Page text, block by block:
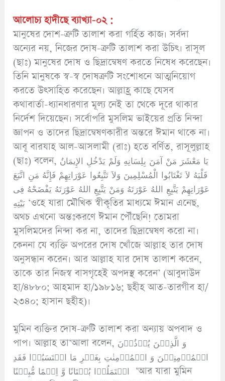
আলোচ্য হাদীছে ব্যাখ্যা-০২ :
মানুষের দোশ-ত্রুটি তালাশ করা গর্হিত কাজ। সর্বদা
অন্যের নয়, নিজের দোষ-ত্রুটি তালাশ করা উচিৎ। রাসূল
(ছাঃ) মানুষের দোষ ও ছিদ্রান্বেষণ করতে নিষেধ করেছেন।
তিনি মানুষকে স্ব-স্ব দোষত্রুটি সংশোধনে আত্মনিয়োগ
করতে উৎসাহিত করেছেন। আল্লাহ্র কাছে যেসব
কথাবার্তা-ধ্যানধারণার মূল্য নেই তা থেকে দূরে থাকার
নির্দেশ দিয়েছেন। সর্বোপরি মুসলিম ভাইয়ের প্রতি নিন্দা
জ্ঞাপন ও তাদের ছিদ্রান্বেষণকারীর অন্তরে ঈমান থাকে না।
আবূ বারযাহ আল-আসলামী (রাঃ) হতে বর্ণিত, রাসূলুল্লাহ
(ছাঃ) বলেন, يَا مَعْشَرَ مَنْ آمَنَ بِلِسَانِهِ وَلَمْ يَدْخُلِ الإِيمَانُ
قَلْبَهُ لاَ تَغْتَابُوا الْمُسْلِمِينَ وَلاَ تَتَّبِعُوا عَوْرَاتِهِمْ فَإِنَّهُ مَنِ اتَّبَعَ
عَوْرَاتِهِمْ يَتَّبِعِ اللهُ عَوْرَتَهُ وَمَنْ يَتَّبِعِ اللهُ عَوْرَتَهُ يَفْضَحْهُ فِى
بَيْتِهِ ‘ওহে যারা মৌখিক স্বীকৃতির মাধ্যমে ঈমান এনেছ,
অথচ এখনো অন্তঃকরণে ঈমান পৌঁছেনি! তোমরা
মুসলিমদের নিন্দা কর না, তাদের ছিদ্রান্বেষণ করো না।
কেননা যে ব্যক্তি অপরের দোষ খোঁজে আল্লাহ তার দোষ
অনুসন্ধান করেন। আর আল্লাহ যার দোষ তালাশ করেন,
তাকে তার নিজস্ব বাসগৃহেই অপদস্থ করেন’ (আবুদাউদ
হা/৪৮৮০; আহমাদ হা/১৯৮১৬; ছহীহ আত-তারগীব হা/
২৩৪০; হাসান ছহীহ)।
মুমিন ব্যক্তির দোষ-ত্রুটি তালাশ করা অন্যায় অপবাদ ও
পাপ। আল্লাহ তা‘আলা বলেন, وَ الَّذِیۡنَ یُؤۡذُوۡنَ
الۡمُؤۡمِنِیۡنَ وَ الۡمُؤۡمِنٰتِ بِغَیۡرِ مَا اکۡتَسَبُوۡا فَقَدِ
احۡتَمَلُوۡا بُهۡتَانًا وَّ اِثۡمًا مُّبِیۡنًا ‘আর যারা মুমিন